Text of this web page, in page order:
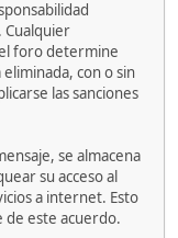
Cualquier
foro determine
con o sin
las sanciones
se almacena
su acceso al
a internet. Esto
de este acuerdo.